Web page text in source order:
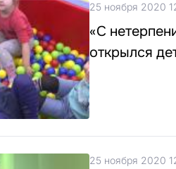
25 ноября 2020
«С
открылся
25 ноября 2020